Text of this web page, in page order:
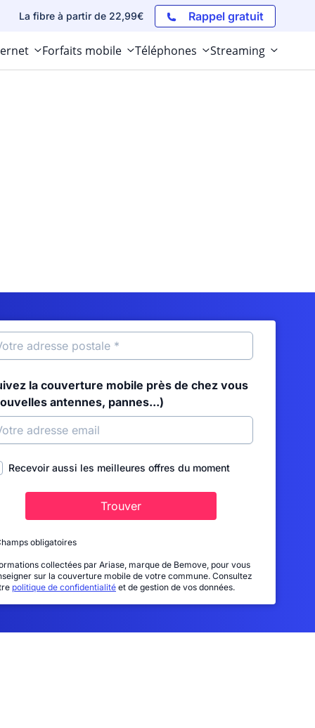
La fibre à partir de 22,99€ Rappel gratuit
Forfaits mobile Téléphones Streaming
la couverture mobile près de chez vous
antennes, pannes...)
Recevoir aussi les meilleures offres du moment
Trouver
obligatoires
collectées par Ariase, marque de Bemove, pour vous
sur la couverture mobile de votre commune. Consultez
politique de confidentialité et de gestion de vos données.